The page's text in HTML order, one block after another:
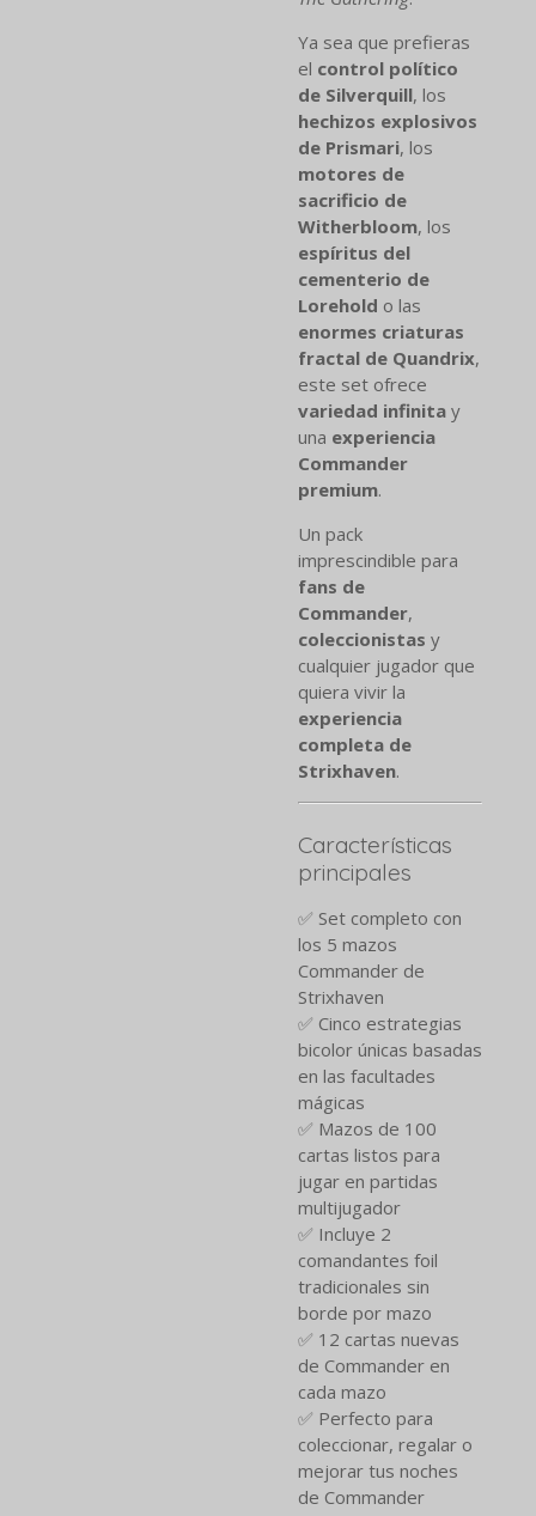
Ya sea que prefieras
el control político
de Silverquill, los
hechizos explosivos
de Prismari, los
motores de
sacrificio de
Witherbloom, los
espíritus del
cementerio de
Lorehold o las
enormes criaturas
fractal de Quandrix,
este set ofrece
variedad infinita y
una experiencia
Commander
premium.
Un pack
imprescindible para
fans de
Commander,
coleccionistas y
cualquier jugador que
quiera vivir la
experiencia
completa de
Strixhaven.
Características
principales
✅ Set completo con
los 5 mazos
Commander de
Strixhaven
✅ Cinco estrategias
bicolor únicas basadas
en las facultades
mágicas
✅ Mazos de 100
cartas listos para
jugar en partidas
multijugador
✅ Incluye 2
comandantes foil
tradicionales sin
borde por mazo
✅ 12 cartas nuevas
de Commander en
cada mazo
✅ Perfecto para
coleccionar, regalar o
mejorar tus noches
de Commander